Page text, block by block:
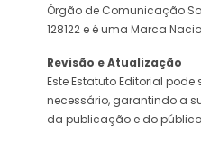
Órgão de Comunicação
128122 e é uma Marca
Revisão e Atualização
Este Estatuto Editorial
necessário, garantindo a
da publicação e do